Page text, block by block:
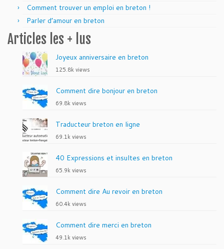
Comment trouver un emploi en breton !
Parler d’amour en breton
Articles les + lus
Joyeux anniversaire en breton
125.8k views
Comment dire bonjour en breton
69.8k views
Traducteur breton en ligne
69.1k views
40 Expressions et insultes en breton
65.9k views
Comment dire Au revoir en breton
60.4k views
Comment dire merci en breton
49.1k views